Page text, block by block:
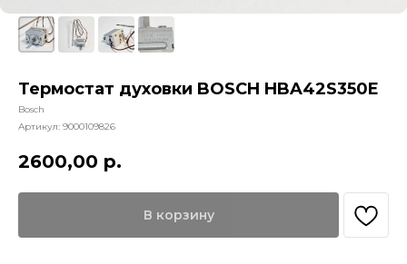
Термостат духовки BOSCH HBA42S350E
Bosch
Артикул: 9000109826
2600,00 р.
В корзину